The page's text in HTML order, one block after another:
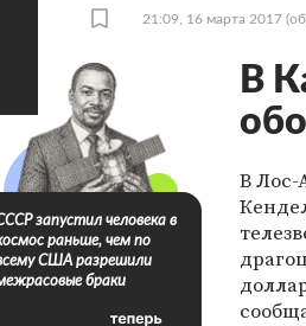
21:09, 16 марта 2017
В
В Лос-
запустил человека в
раньше, чем по
США разрешили
браки